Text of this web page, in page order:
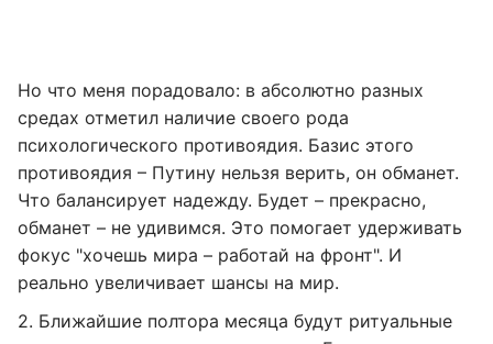
Но что меня порадовало: в абсолютно разных
средах отметил наличие своего рода
психологического противоядия. Базис этого
противоядия – Путину нельзя верить, он обманет.
Что балансирует надежду. Будет – прекрасно,
обманет – не удивимся. Это помогает удерживать
фокус "хочешь мира – работай на фронт". И
реально увеличивает шансы на мир.
2. Ближайшие полтора месяца будут ритуальные